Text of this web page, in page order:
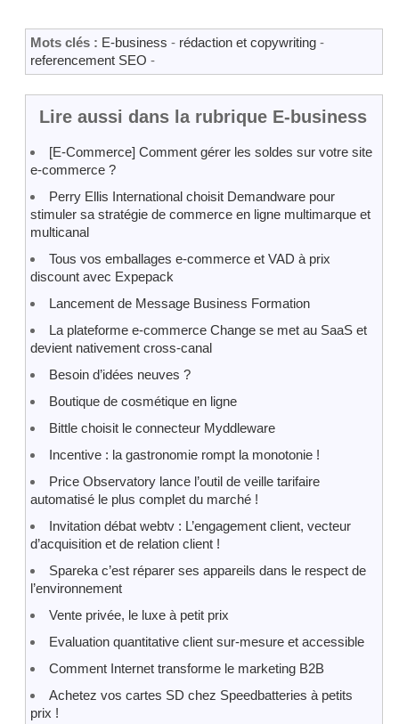
Mots clés : E-business - rédaction et copywriting -
referencement SEO -
Lire aussi dans la rubrique E-business
[E-Commerce] Comment gérer les soldes sur votre site
e-commerce ?
Perry Ellis International choisit Demandware pour
stimuler sa stratégie de commerce en ligne multimarque et
multicanal
Tous vos emballages e-commerce et VAD à prix
discount avec Expepack
Lancement de Message Business Formation
La plateforme e-commerce Change se met au SaaS et
devient nativement cross-canal
Besoin d’idées neuves ?
Boutique de cosmétique en ligne
Bittle choisit le connecteur Myddleware
Incentive : la gastronomie rompt la monotonie !
Price Observatory lance l’outil de veille tarifaire
automatisé le plus complet du marché !
Invitation débat webtv : L’engagement client, vecteur
d’acquisition et de relation client !
Spareka c’est réparer ses appareils dans le respect de
l’environnement
Vente privée, le luxe à petit prix
Evaluation quantitative client sur-mesure et accessible
Comment Internet transforme le marketing B2B
Achetez vos cartes SD chez Speedbatteries à petits
prix !